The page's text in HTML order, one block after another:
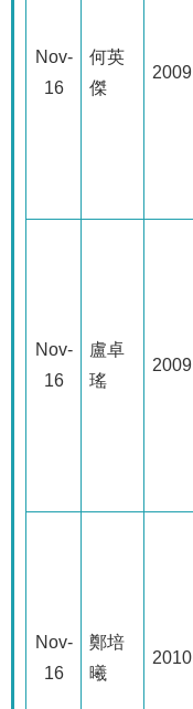
Nov-
16
何英
傑
2009
Nov-
16
盧卓
瑤
2009
Nov-
16
鄭培
曦
2010